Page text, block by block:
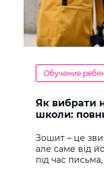
Обучение
Як вибрати
школи:
Зошит – це
але саме від
під час письма,